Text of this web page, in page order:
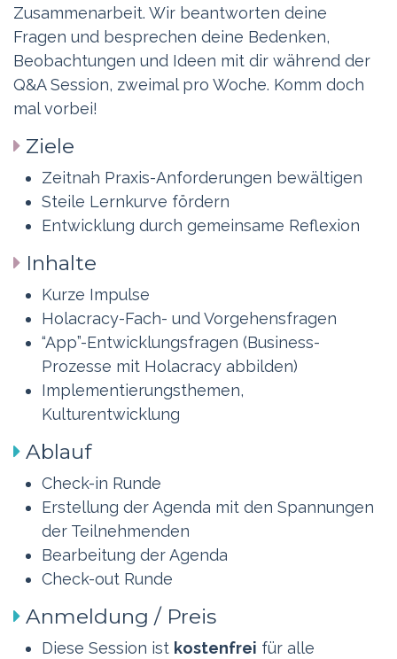
Zusammenarbeit. Wir beantworten deine
Fragen und besprechen deine Bedenken,
Beobachtungen und Ideen mit dir während der
Q&A Session, zweimal pro Woche. Komm doch
mal vorbei!
Ziele
Zeitnah Praxis-Anforderungen bewältigen
Steile Lernkurve fördern
Entwicklung durch gemeinsame Reflexion
Inhalte
Kurze Impulse
Holacracy-Fach- und Vorgehensfragen
“App”-Entwicklungsfragen (Business-
Prozesse mit Holacracy abbilden)
Implementierungsthemen,
Kulturentwicklung
Ablauf
Check-in Runde
Erstellung der Agenda mit den Spannungen
der Teilnehmenden
Bearbeitung der Agenda
Check-out Runde
Anmeldung / Preis
Diese Session ist kostenfrei für alle